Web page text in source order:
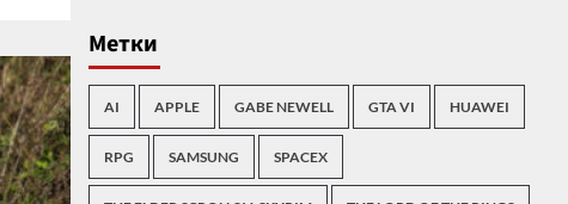
Метки
AI APPLE GABE NEWELL GTA VI HUAWEI
RPG SAMSUNG SPACEX